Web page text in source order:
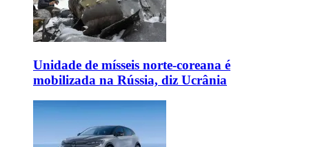
Unidade de mísseis norte-coreana é
mobilizada na Rússia, diz Ucrânia